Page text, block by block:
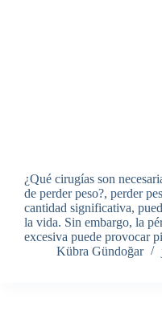
¿Qué cirugías son
de perder peso?, perder
cantidad significativa,
la vida. Sin embargo, la
excesiva puede provocar
Kübra Gündoğar